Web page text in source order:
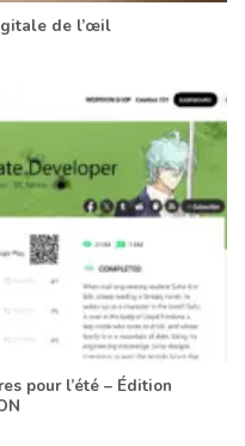
de l’œil
pour l’été – Édition